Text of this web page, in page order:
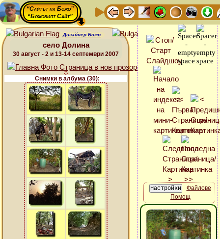
“Сайтът на Божо”
“Божовият Сайт”
Дизайнер Божо
село Долина
30 август - 2 и 13-14 септември 2007
Снимки в албума (30):
Файлове
Помощ